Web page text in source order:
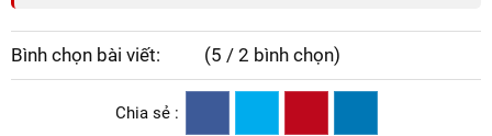
Bình chọn bài viết: (5 / 2 bình chọn)
Chia sẻ :